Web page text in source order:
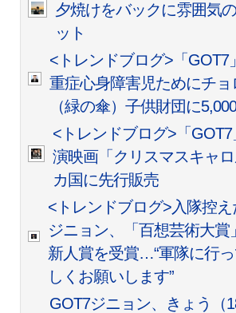
夕焼けをバックに雰囲気
ット
<トレンドブログ>「GOT7
重症心身障害児ためにチョ
（緑の傘）子供財団に
<トレンドブログ>「
演映画「クリスマスキャ
カ国に先行販売
<トレンドブログ>入隊控え
ジニョン、「百想芸術大賞
新人賞を受賞…“軍隊に行
しくお願いします”
GOT7ジニョン、きょう（